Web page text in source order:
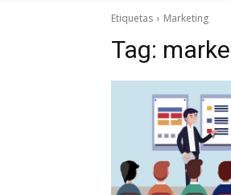
Etiquetas Marketing
Tag: